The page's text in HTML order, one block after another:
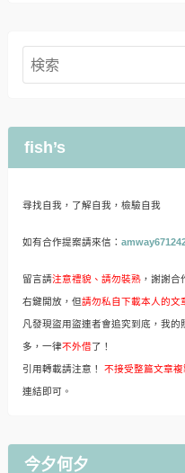
fish’s
尋找自我，了解自我，檢驗自我
如有合作提案請來信：
留言請注意禮貌、請勿裝熟，謝謝合
右鍵開放，但請勿私自下載本人的文
凡發現盜用盜連者會追究到底，我
多，一律不外借了！
引用轉載請注意！ 不接受整篇文章複
連結即可。
今夕何夕